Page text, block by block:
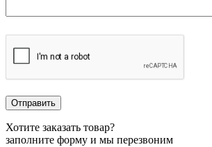
Хотите заказать товар?
заполните форму и мы перезвоним